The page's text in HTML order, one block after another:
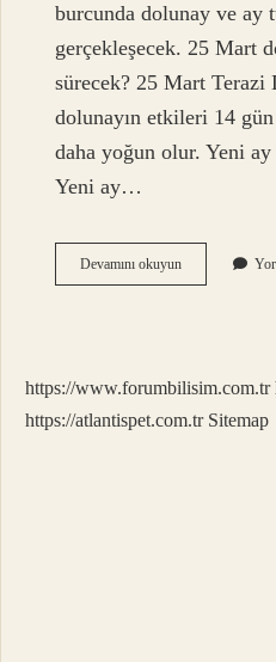
burcunda dolunay ve ay
gerçekleşecek. 25 Mart
sürecek? 25 Mart Terazi
dolunayın etkileri 14
daha yoğun olur. Yeni
Yeni ay…
Devamını okuyun25
Mart
Kadar
Sürer
https://www.forumbilisim.com.tr
https://atlantispet.com.tr Sitemap